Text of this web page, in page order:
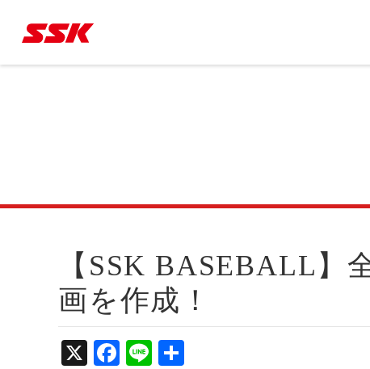
【SSK BASEBALL】全日本野球協会と審判講習動
画を作成！
X
Fa
Li